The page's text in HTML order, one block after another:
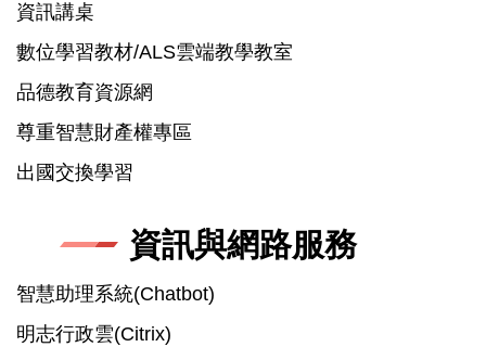
資訊講桌
數位學習教材/ALS雲端教學教室
品德教育資源網
尊重智慧財產權專區
出國交換學習
資訊與網路服務
智慧助理系統(Chatbot)
明志行政雲(Citrix)